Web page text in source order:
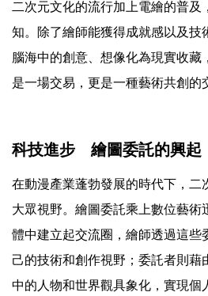
二次元文化的流行加上電繪的普及
知。除了繪師能獲得成就感以及技
腦海中的創意、想像化為現實收藏
是一場交易，更是一種藝術共創的
科技進步 繪圖委託的興起
在動漫產業蓬勃發展的時代下，二
大眾視野。繪圖委託乘上數位藝術
體中建立起交流圈，繪師透過這些
己的技術和創作視野；委託者則藉
中的人物和世界觀具象化，實現個